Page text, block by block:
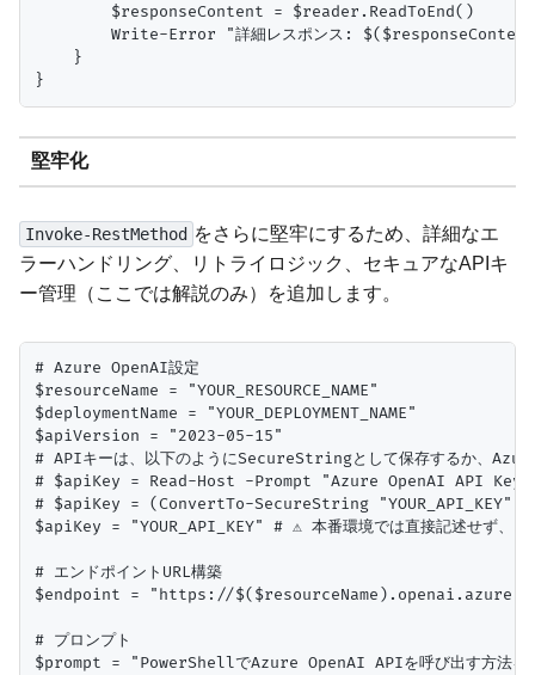
        $responseContent = $reader.ReadToEnd()
Write-Error "詳細レスポンス:
    }
堅牢化
Invoke-RestMethod をさらに堅牢にするため、詳細なエ
ラーハンドリング、リトライロジック、セキュアなAPIキ
ー管理（ここでは解説のみ）を追加します。
# Azure OpenAI設定
$resourceName = "YOUR_RESOURCE_NAME"
$deploymentName = "YOUR_DEPLOYMENT_NAME"
$apiVersion = "2023-05-15"
# APIキーは、以下のようにSecureStringとして保存するか、
# $apiKey = Read-Host -Prompt "Azure OpenAI API
# $apiKey = (ConvertTo-SecureString "YOUR_API_KEY"
$apiKey = "YOUR_API_KEY" # ⚠️ 本番環境では直接記述せず、よ
# エンドポイントURL構築
$endpoint = "https://
# プロンプト
$prompt = "PowerShellでAzure OpenAI APIを呼び出す方法を簡